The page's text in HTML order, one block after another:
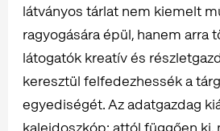
látványos tárlat nem kiemelt
ragyogására épül, hanem arra
látogatók kreatív és
keresztül felfedezhessék a
egyediségét. Az adatgazdag